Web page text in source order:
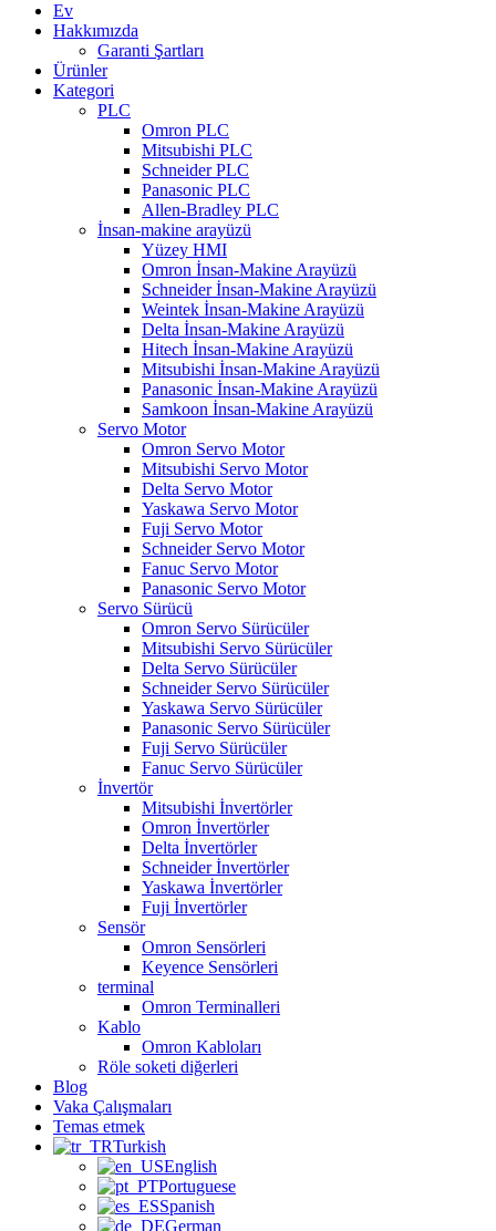
Ev
Hakkımızda
Garanti Şartları
Ürünler
Kategori
PLC
Omron PLC
Mitsubishi PLC
Schneider PLC
Panasonic PLC
Allen-Bradley PLC
İnsan-makine arayüzü
Yüzey HMI
Omron İnsan-Makine Arayüzü
Schneider İnsan-Makine Arayüzü
Weintek İnsan-Makine Arayüzü
Delta İnsan-Makine Arayüzü
Hitech İnsan-Makine Arayüzü
Mitsubishi İnsan-Makine Arayüzü
Panasonic İnsan-Makine Arayüzü
Samkoon İnsan-Makine Arayüzü
Servo Motor
Omron Servo Motor
Mitsubishi Servo Motor
Delta Servo Motor
Yaskawa Servo Motor
Fuji Servo Motor
Schneider Servo Motor
Fanuc Servo Motor
Panasonic Servo Motor
Servo Sürücü
Omron Servo Sürücüler
Mitsubishi Servo Sürücüler
Delta Servo Sürücüler
Schneider Servo Sürücüler
Yaskawa Servo Sürücüler
Panasonic Servo Sürücüler
Fuji Servo Sürücüler
Fanuc Servo Sürücüler
İnvertör
Mitsubishi İnvertörler
Omron İnvertörler
Delta İnvertörler
Schneider İnvertörler
Yaskawa İnvertörler
Fuji İnvertörler
Sensör
Omron Sensörleri
Keyence Sensörleri
terminal
Omron Terminalleri
Kablo
Omron Kabloları
Röle soketi diğerleri
Blog
Vaka Çalışmaları
Temas etmek
Turkish
English
Portuguese
Spanish
German